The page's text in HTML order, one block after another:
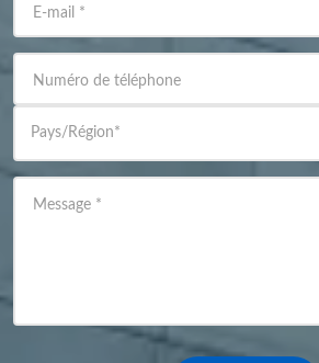
E-mail *
Numéro de téléphone
Pays/Région*
Message *